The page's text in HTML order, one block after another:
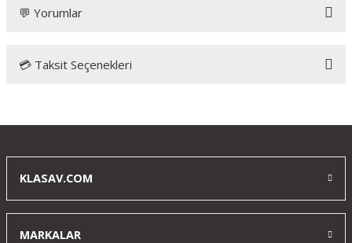
💬 Yorumlar
Bu ürüne ilk yorumu siz yapın!
💳 Taksit Seçenekleri
KLASAV.COM
MARKALAR